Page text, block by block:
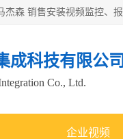
成科技有限公司
Co., Ltd.
企业视频